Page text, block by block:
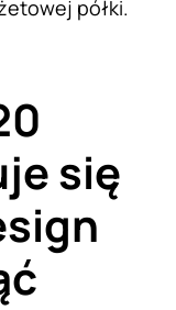
półki.
się